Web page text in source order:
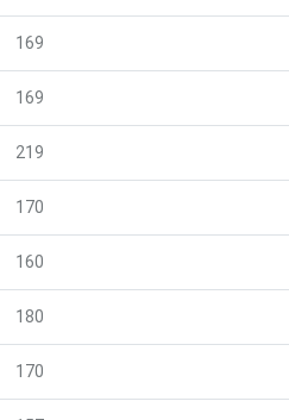
169
169
219
170
160
180
170